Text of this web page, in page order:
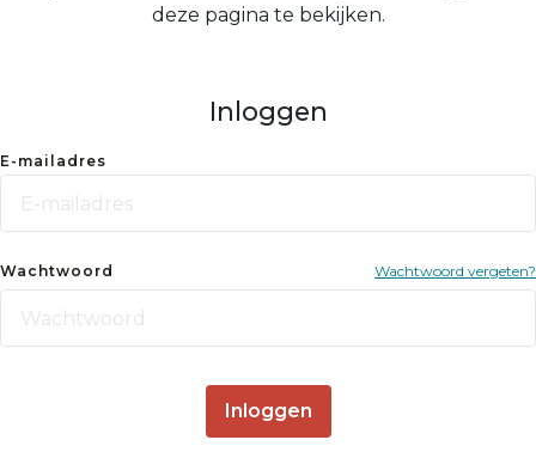
deze pagina te bekijken.
Inloggen
E-mailadres
Wachtwoord Wachtwoord vergeten?
Inloggen